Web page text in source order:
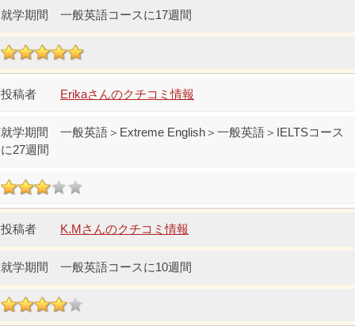
一般英語コースに17週間
Erikaさんのクチコミ情報
一般英語＞Extreme English＞一般英語＞IELTSコース
に27週間
K.Mさんのクチコミ情報
一般英語コースに10週間